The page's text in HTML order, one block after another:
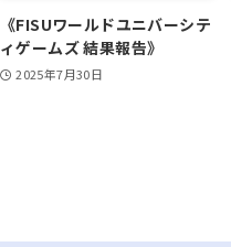
《FISUワールドユニバーシテ
ィゲームズ 結果報告》
2025年7月30日